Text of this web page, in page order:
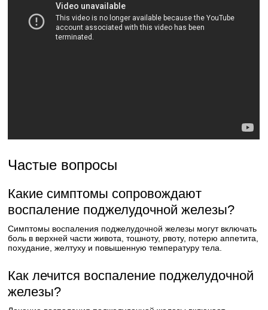
Частые вопросы
Какие симптомы сопровождают
воспаление поджелудочной железы?
Симптомы воспаления поджелудочной железы могут включать
боль в верхней части живота, тошноту, рвоту, потерю аппетита,
похудание, желтуху и повышенную температуру тела.
Как лечится воспаление поджелудочной
железы?